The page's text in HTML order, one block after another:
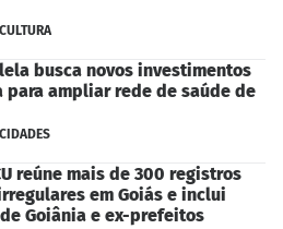
busca novos investimentos
para ampliar rede de saúde de
reúne mais de 300 registros
em Goiás e inclui
Goiânia e ex-prefeitos